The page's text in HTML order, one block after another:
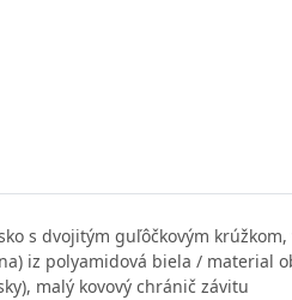
s dvojitým guľôčkovým
iz polyamidová biela / material
malý kovový chránič závitu